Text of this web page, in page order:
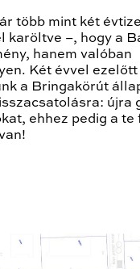
több mint két
karöltve –, hogy a
hanem valóban
Két évvel ezelőtt
a Bringakörút
újra
ehhez pedig a te